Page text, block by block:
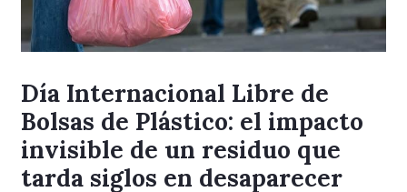
Día Internacional Libre de
Bolsas de Plástico: el impacto
invisible de un residuo que
tarda siglos en desaparecer